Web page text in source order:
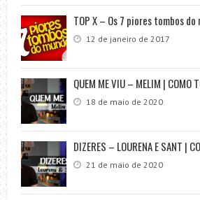
TOP X – Os 7 piores tombos do
12 de janeiro de 2017
QUEM ME VIU – MELIM | COMO
18 de maio de 2020
DIZERES – LOURENA E SANT |
21 de maio de 2020